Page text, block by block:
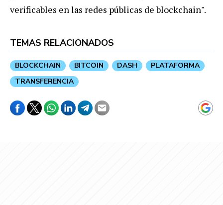
verificables en las redes públicas de blockchain".
TEMAS RELACIONADOS
BLOCKCHAIN BITCOIN DASH
PLATAFORMA
TRANSFERENCIA